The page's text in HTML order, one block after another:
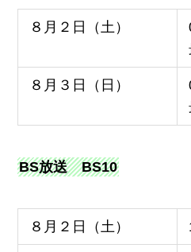
８月２日（土）
８月３日（日）
BS放送 BS10
８月２日（土）